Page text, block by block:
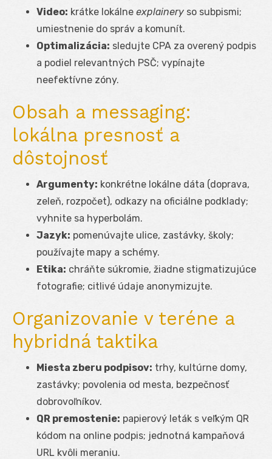
Video: krátke lokálne explainery so subpismi;
umiestnenie do správ a komunít.
Optimalizácia: sledujte CPA za overený podpis
a podiel relevantných PSČ; vypínajte
neefektívne zóny.
Obsah a messaging:
lokálna presnosť a
dôstojnosť
Argumenty: konkrétne lokálne dáta (doprava,
zeleň, rozpočet), odkazy na oficiálne podklady;
vyhnite sa hyperbolám.
Jazyk: pomenúvajte ulice, zastávky, školy;
používajte mapy a schémy.
Etika: chráňte súkromie, žiadne stigmatizujúce
fotografie; citlivé údaje anonymizujte.
Organizovanie v teréne a
hybridná taktika
Miesta zberu podpisov: trhy, kultúrne domy,
zastávky; povolenia od mesta, bezpečnosť
dobrovoľníkov.
QR premostenie: papierový leták s veľkým QR
kódom na online podpis; jednotná kampaňová
URL kvôli meraniu.